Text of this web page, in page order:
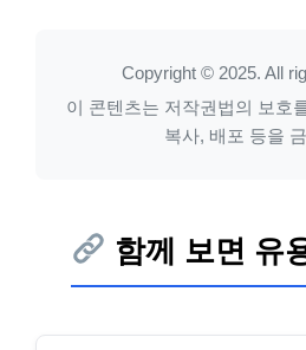
Copyright © 2025. All
이 콘텐츠는 저작권법의 보호
복사, 배포 등을
함께 보면 유